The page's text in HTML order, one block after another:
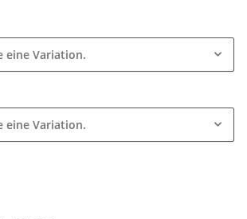
eine Variation.
eine Variation.